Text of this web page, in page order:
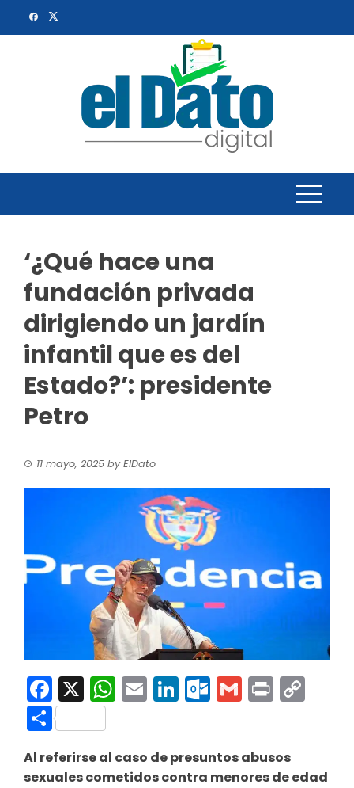
‘¿Qué hace una
fundación privada
dirigiendo un jardín
infantil que es del
Estado?’: presidente
Petro
11 mayo, 2025 byElDato
Facebook
X WhatsApp
EmailLinkedInGmail
Print
Compartir
Al referirse al caso de presuntos abusos
sexuales cometidos contra menores de edad